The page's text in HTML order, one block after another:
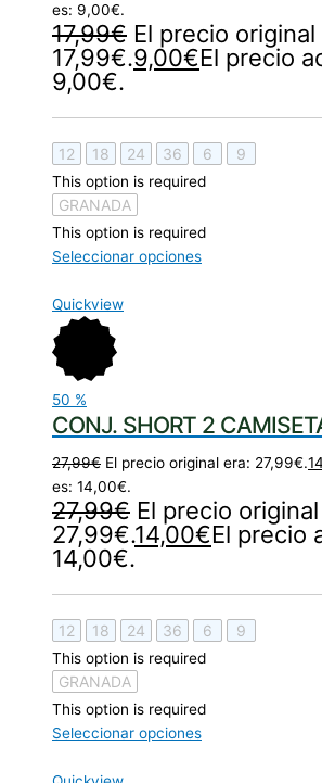
es: 9,00€.
17,99€ El precio original
17,99€.9,00€El precio
9,00€.
12 18 24 36 6 9
This option is required
GRANADA
This option is required
Seleccionar opciones
Quickview
50 %
CONJ. SHORT 2
27,99€ El precio original era: 27,99€.
es: 14,00€.
27,99€ El precio
27,99€.14,00€El precio
14,00€.
12 18 24 36 6 9
This option is required
GRANADA
This option is required
Seleccionar opciones